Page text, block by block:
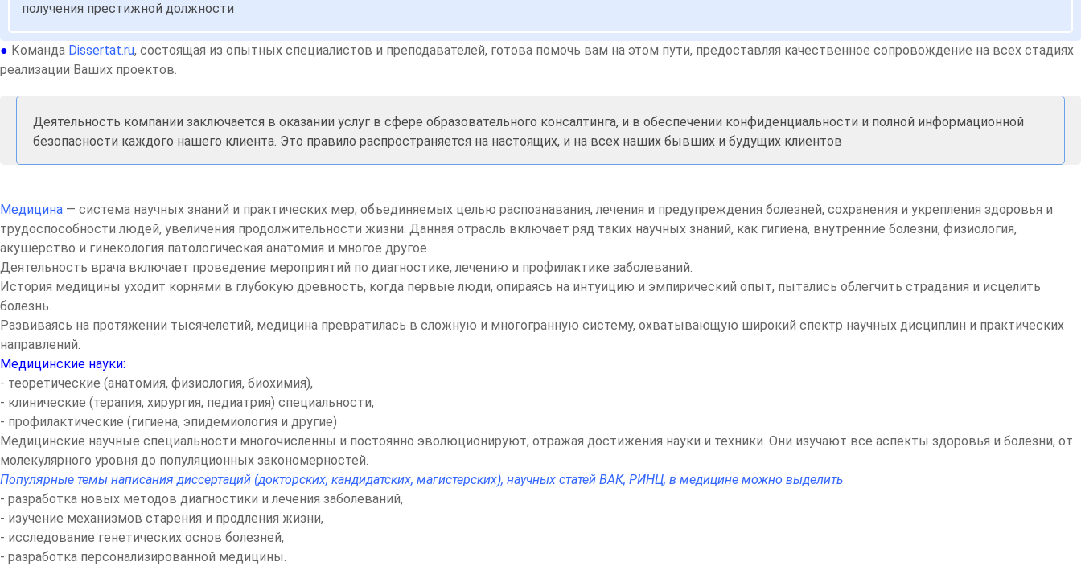
получения престижной должности
● Команда Dissertat.ru, состоящая из опытных специалистов и преподавателей, готова помочь вам на этом пути, предоставляя качественное сопровождение на всех стадиях
реализации Ваших проектов.
Деятельность компании заключается в оказании услуг в сфере образовательного консалтинга, и в обеспечении конфиденциальности и полной информационной
безопасности каждого нашего клиента. Это правило распространяется на настоящих, и на всех наших бывших и будущих клиентов
Медицина — система научных знаний и практических мер, объединяемых целью распознавания, лечения и предупреждения болезней, сохранения и укрепления здоровья и
трудоспособности людей, увеличения продолжительности жизни. Данная отрасль включает ряд таких научных знаний, как гигиена, внутренние болезни, физиология,
акушерство и гинекология патологическая анатомия и многое другое
Деятельность врача включает проведение мероприятий по диагностике, лечению и профилактике заболеваний.
История медицины уходит корнями в глубокую древность, когда первые люди, опираясь на интуицию и эмпирический опыт, пытались облегчить страдания и исцелить
болезнь.
Развиваясь на протяжении тысячелетий, медицина превратилась в сложную и многогранную систему, охватывающую широкий спектр научных дисциплин и практических
направлений.
Медицинские науки:
- теоретические (анатомия, физиология, биохимия),
- клинические (терапия, хирургия, педиатрия) специальности,
- профилактические (гигиена, эпидемиология и другие)
Медицинские научные специальности многочисленны и постоянно эволюционируют, отражая достижения науки и техники. Они изучают все аспекты здоровья и болезни, от
молекулярного уровня до популяционных закономерностей.
Популярные темы написания диссертаций (докторских, кандидатских, магистерских), научных статей ВАК, РИНЦ, в медицине можно выделить
- разработка новых методов диагностики и лечения заболеваний,
- изучение механизмов старения и продления жизни,
- исследование генетических основ болезней,
- разработка персонализированной медицины.